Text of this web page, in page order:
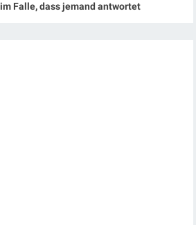
Falle, dass jemand antwortet